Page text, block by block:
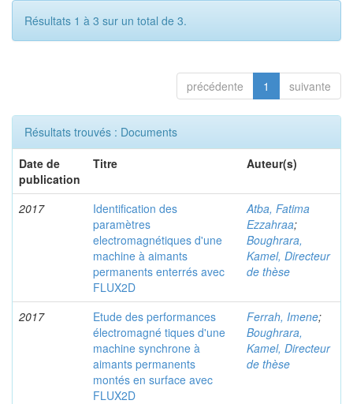
Résultats 1 à 3 sur un total de 3.
précédente 1 suivante
Résultats trouvés : Documents
Date de
publication
Titre Auteur(s)
2017
Identification des
paramètres
electromagnétiques d'une
machine à aimants
permanents enterrés avec
FLUX2D
Atba, Fatima
Ezzahraa;
Boughrara,
Kamel, Directeur
de thèse
2017
Etude des performances
électromagné tiques d'une
machine synchrone à
aimants permanents
montés en surface avec
FLUX2D
Ferrah, Imene;
Boughrara,
Kamel, Directeur
de thèse